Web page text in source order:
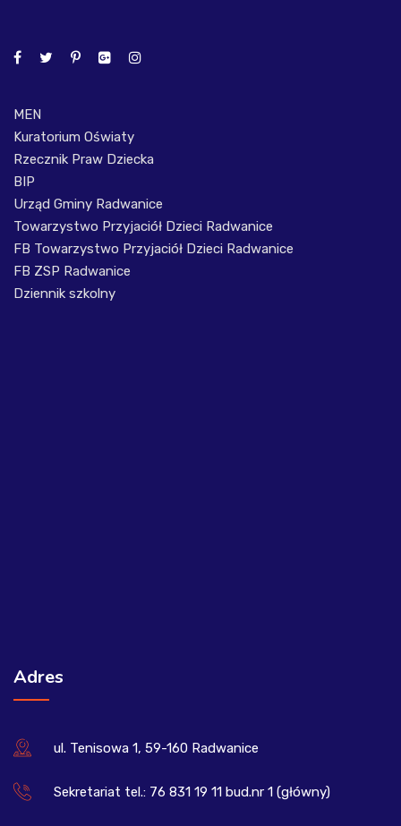
MEN
Kuratorium Oświaty
Rzecznik Praw Dziecka
BIP
Urząd Gminy Radwanice
Towarzystwo Przyjaciół Dzieci Radwanice
FB Towarzystwo Przyjaciół Dzieci Radwanice
FB ZSP Radwanice
Dziennik szkolny
Adres
ul. Tenisowa 1, 59-160 Radwanice
Sekretariat tel.: 76 831 19 11 bud.nr 1 (główny)